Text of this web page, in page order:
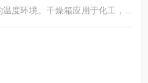
度环境。干燥箱应用于化工，电
各个行业。